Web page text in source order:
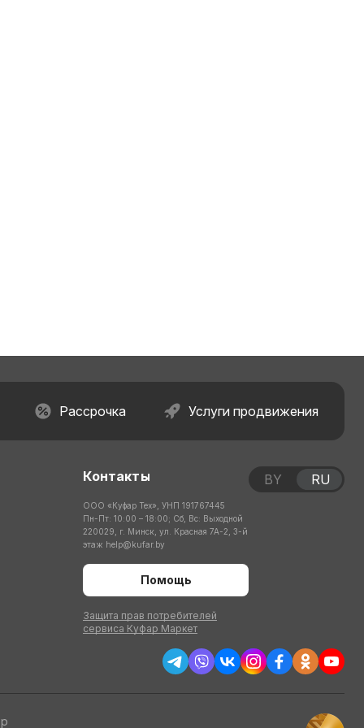
Рассрочка Услуги продвижения
Контакты
ООО «Куфар Тех», УНП 191767445
Пн-Пт: 10:00 – 18:00; Сб, Вс: Выходной
220029, г. Минск, ул. Красная 7А-2, 3-й
этаж help@kufar.by
Помощь
Защита прав потребителей
сервиса Куфар Маркет
BY RU